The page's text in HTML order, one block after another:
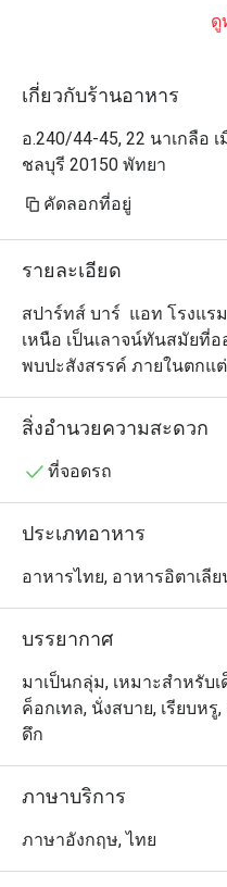
ดู
เกี่ยวกับร้านอาหาร
อ.240/44-45, 22 นาเกลือ
ชลบุรี 20150 พัทยา
คัดลอกที่อยู่
รายละเอียด
สปาร์ทส์ บาร์  แอท โรงแ
เหนือ เป็นเลาจน์ทันสมัยที่
พบปะสังสรรค์ ภายในตกแ
นั่งสบาย ๆ และแสงไฟอบอุ่
และมีชีวิตชีวา นอกจากนี้ยัง
มาผ่อนคลายหลังวันทำงาน
การบริการที่ใส่ใจ เพื่อให้
สิ่งอำนวยความสะดวก
ที่จอดรถ
ประเภทอาหาร
อาหารไทย, อาหารอิตาเลีย
บรรยากาศ
มาเป็นกลุ่ม, เหมาะสำหรับเ
ค็อกเทล, นั่งสบาย, เรียบห
ดึก
ภาษาบริการ
ภาษาอังกฤษ, ไทย